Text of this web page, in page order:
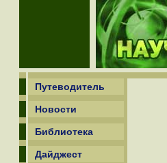
Путеводитель
Новости
Библиотека
Дайджест